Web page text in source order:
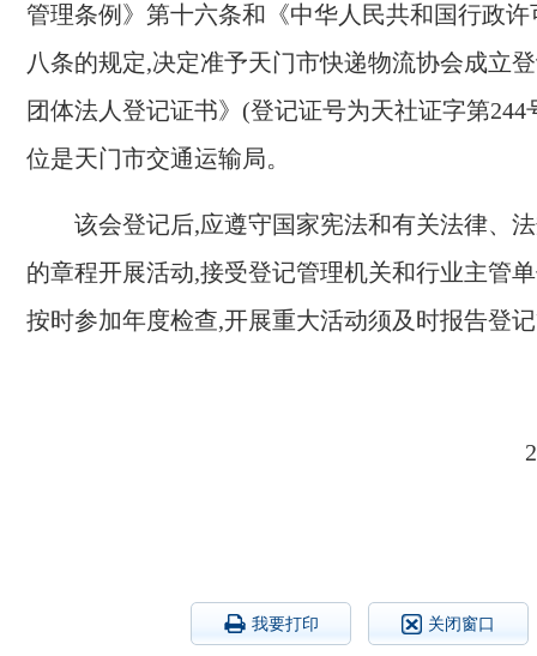
管理条例》第十六条和《中华人民共和国行政
八条的规定,决定准予天门市快递物流协会成立
团体法人登记证书》(登记证号为天社证字第244
位是天门市交通运输局。
该会登记后,应遵守国家宪法和有关法律、
的章程开展活动,接受登记管理机关和行业主管
按时参加年度检查,开展重大活动须及时报告登
我要打印 关闭窗口